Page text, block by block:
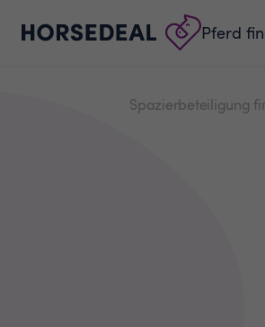
Pferd
Spazierbeteiligung